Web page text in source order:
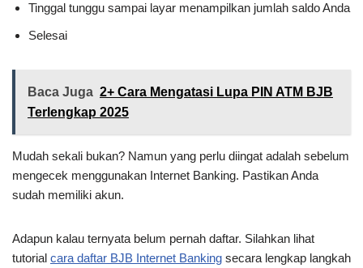
Tinggal tunggu sampai layar menampilkan jumlah saldo Anda
Selesai
Baca Juga 2+ Cara Mengatasi Lupa PIN ATM BJB
Terlengkap 2025
Mudah sekali bukan? Namun yang perlu diingat adalah sebelum
mengecek menggunakan Internet Banking. Pastikan Anda
sudah memiliki akun.
Adapun kalau ternyata belum pernah daftar. Silahkan lihat
tutorial cara daftar BJB Internet Banking secara lengkap langkah